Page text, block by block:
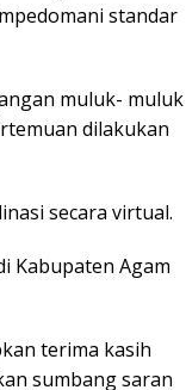
standar
muluk- muluk
dilakukan
secara virtual.
Kabupaten Agam
terima kasih
sumbang saran